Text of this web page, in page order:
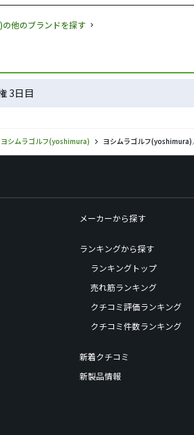
他のブランドを探す
3日目
ヨシムラゴルフ(yoshimura) ヨシムラゴルフ(yoshimura)
メーカーから探す
ランキングから探す
ランキングトップ
売れ筋ランキング
クチコミ評価ランキング
クチコミ件数ランキング
新着クチコミ
新製品情報